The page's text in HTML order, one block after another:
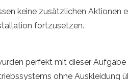
keine zusätzlichen Aktionen
fortzusetzen.
perfekt mit dieser Aufgabe
ohne Auskleidung